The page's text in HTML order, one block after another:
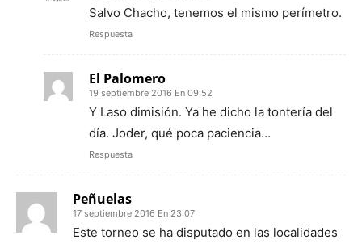
Salvo Chacho, tenemos el mismo perímetro.
Respuesta
El Palomero
19 septiembre 2016 En 09:52
Y Laso dimisión. Ya he dicho la tontería del
día. Joder, qué poca paciencia…
Respuesta
Peñuelas
17 septiembre 2016 En 23:07
Este torneo se ha disputado en las localidades